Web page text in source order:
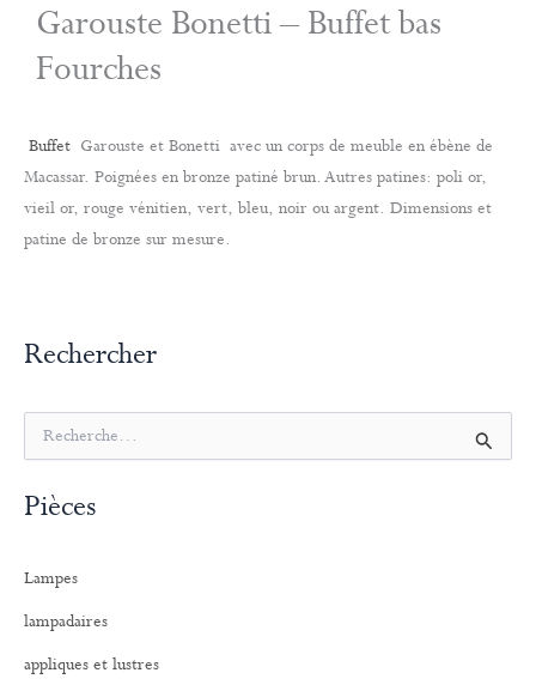
Garouste Bonetti – Buffet bas
Fourches
Buffet Garouste et Bonetti avec un corps de meuble en ébène de
Macassar. Poignées en bronze patiné brun. Autres patines: poli or,
vieil or, rouge vénitien, vert, bleu, noir ou argent. Dimensions et
patine de bronze sur mesure.
Rechercher
e
h
c
e
Pièces
Lampes
lampadaires
appliques et lustres